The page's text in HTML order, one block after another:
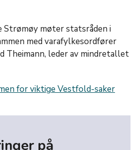
Strømøy møter statsråden i
med varafylkesordfører
Theimann, leder av mindretallet
for viktige Vestfold-saker
på